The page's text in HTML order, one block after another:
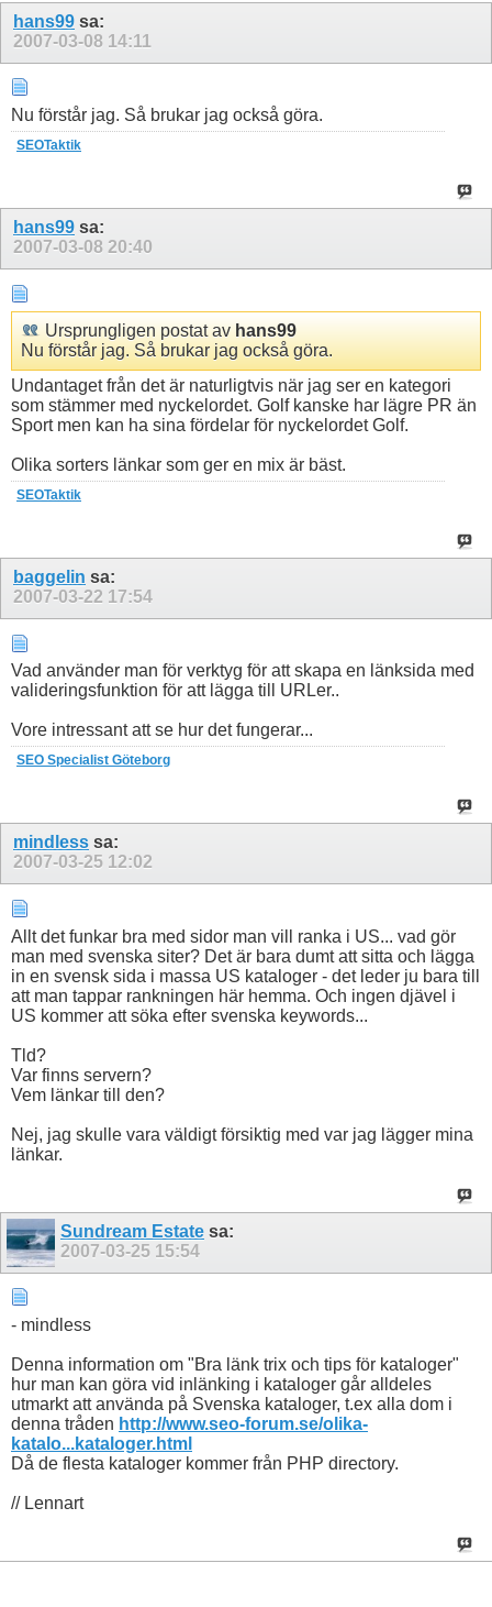
hans99 sa:
2007-03-08 14:11
Nu förstår jag. Så brukar jag också göra.
SEOTaktik
hans99 sa:
2007-03-08 20:40
Ursprungligen postat av hans99
Nu förstår jag. Så brukar jag också göra.
Undantaget från det är naturligtvis när jag ser en kategori
som stämmer med nyckelordet. Golf kanske har lägre PR än
Sport men kan ha sina fördelar för nyckelordet Golf.
Olika sorters länkar som ger en mix är bäst.
SEOTaktik
baggelin sa:
2007-03-22 17:54
Vad använder man för verktyg för att skapa en länksida med
valideringsfunktion för att lägga till URLer..
Vore intressant att se hur det fungerar...
SEO Specialist Göteborg
mindless sa:
2007-03-25 12:02
Allt det funkar bra med sidor man vill ranka i US... vad gör
man med svenska siter? Det är bara dumt att sitta och lägga
in en svensk sida i massa US kataloger - det leder ju bara till
att man tappar rankningen här hemma. Och ingen djävel i
US kommer att söka efter svenska keywords...
Tld?
Var finns servern?
Vem länkar till den?
Nej, jag skulle vara väldigt försiktig med var jag lägger mina
länkar.
Sundream Estate sa:
2007-03-25 15:54
- mindless
Denna information om "Bra länk trix och tips för kataloger"
hur man kan göra vid inlänking i kataloger går alldeles
utmarkt att använda på Svenska kataloger, t.ex alla dom i
denna tråden http://www.seo-forum.se/olika-
katalo...kataloger.html
Då de flesta kataloger kommer från PHP directory.
// Lennart